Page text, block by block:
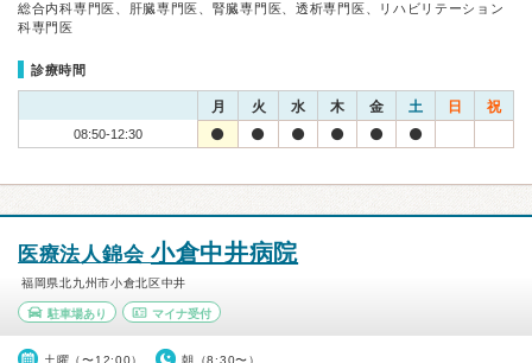
総合内科専門医、肝臓専門医、腎臓専門医、透析専門医、リハビリテーション
科専門医
診療時間
月 火 水 木 金 土 日 祝
08:50-12:30
医療法人錦会 小倉中井病院
福岡県北九州市小倉北区中井
駐車場あり マイナ受付
土曜（〜12:00） 朝（8:30〜）